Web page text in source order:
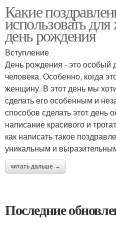
Какие
использовать
день рождения
Вступление
День рождения - это особый
человека. Особенно, когда
женщину. В этот день мы
сделать его особенным и
способов сделать этот день
написание красивого и
как написать такое
уникальным и
читать дальше →
Последние